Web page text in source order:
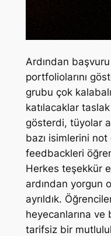
Ardından
portfoliolarını
grubu çok
katılacaklar taslak
gösterdi, tüyolar
bazı isimlerini not
feedbackleri
Herkes teşekkür
ardından yorgun
ayrıldık.
heyecanlarına ve
tarifsiz bir